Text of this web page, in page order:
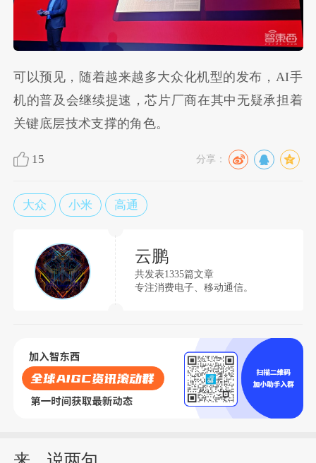
可以预见，随着越来越多大众化机型的发布，AI手
机的普及会继续提速，芯片厂商在其中无疑承担着
关键底层技术支撑的角色。
15 分享：
大众 小米 高通
云鹏
共发表1335篇文章
专注消费电子、移动通信。